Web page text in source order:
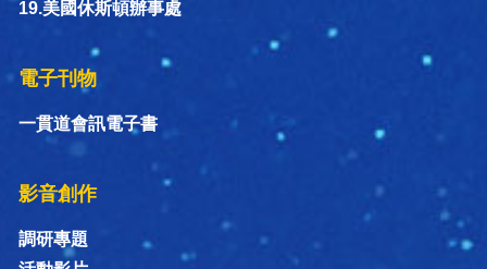
19.美國休斯頓辦事處
電子刊物
一貫道會訊電子書
影音創作
調研專題